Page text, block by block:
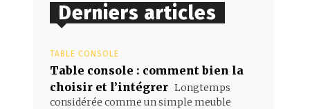
Derniers articles
TABLE CONSOLE
Table console : comment bien la
choisir et l’intégrer Longtemps
considérée comme un simple meuble